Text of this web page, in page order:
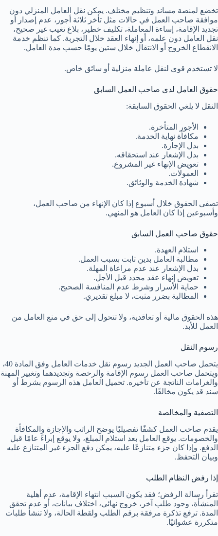
تخضع لمنصة مساند وتنظيم مختلف. يمكن نقل العامل المنزلي دون
موافقة صاحب العمل في حالات مثل تأخر ثلاثة أجور، عدم إصدار أو
تجديد الإقامة، إساءة المعاملة، تكليف خطير، بلاغ تغيب غير صحيح،
نقل العامل دون علمه، أو إنهاء العقد خلال التجربة. كما تنظم خدمة
الانقطاع الخروج أو الانتقال خلال ستين يومًا حسب مدة العامل.
لا تستخدم قوى لنقل عاملة منزلية أو سائق خاص.
حقوق العامل لدى صاحب العمل السابق
النقل لا يلغي الحقوق السابقة:
الأجور المتأخرة.
مكافأة نهاية الخدمة.
بدل الإجازة.
بدل الإشعار عند استحقاقه.
تعويض الإنهاء غير المشروع.
العمولات.
شهادة الخدمة والوثائق.
تصفى الحقوق خلال أسبوع إذا كان الإنهاء من صاحب العمل،
وأسبوعين إذا كان العامل هو المنهي.
حقوق صاحب العمل السابق
استلام العهدة.
مطالبة العامل بدين ثابت بسبب العمل.
بدل الإشعار عند عدم مراعاة المهلة.
تعويض إنهاء عقد محدد قبل الأجل.
حماية الأسرار وشرط عدم المنافسة الصحيح.
المطالبة بضرر مثبت، لا مبلغ تقديري.
هذه الحقوق مالية أو تعاقدية، ولا تتحول إلى حق في منع العامل من
العمل للأبد.
رسوم النقل
يتحمل صاحب العمل الجديد رسوم نقل خدمات العامل وفق المادة 40،
ويتحمل صاحب العمل رسوم الإقامة والرخصة وتجديدهما وتغيير المهنة
والغرامات الناتجة عن تأخيره. تحميل العامل هذه الرسوم بشرط أو
سند قد يكون مخالفًا.
التصفية والمخالصة
يقدم صاحب العمل كشفًا تفصيليًا يوضح الراتب والإجازة والمكافأة
والخصومات. يوقع العامل بعد استلام المبلغ، ولا يوقع إبراءً عامًا قبل
الدفع. وإذا كان جزء متنازعًا عليه، يمكن دفع الجزء غير المتنازع عليه
وبيان التحفظ.
إذا رفض النظام الطلب
تقرأ رسالة الرفض؛ فقد يكون السبب انتهاء الإقامة، عدم أهلية
المنشأة، وجود طلب آخر، خروج نهائي، اختلاف بيانات، أو عدم تحقق
المدة. ترفع تذكرة مرفقة برقم الطلب ولقطة الحالة، ولا تنشأ طلبات
متكررة عشوائيًا.